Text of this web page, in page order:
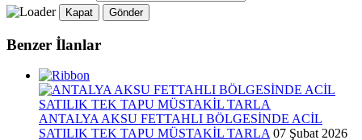
Kapat Gönder
Benzer İlanlar
ANTALYA AKSU FETTAHLI BÖLGESİNDE ACİL
SATILIK TEK TAPU MÜSTAKİL TARLA 07 Şubat 2026